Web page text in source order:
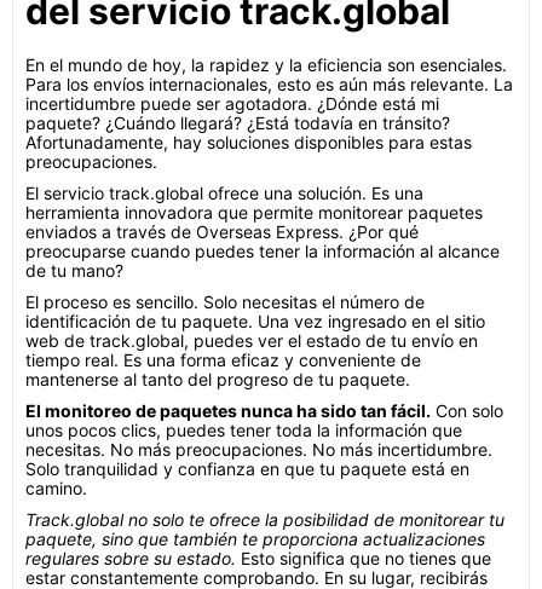
del servicio track.global
En el mundo de hoy, la rapidez y la eficiencia son esenciales.
Para los envíos internacionales, esto es aún más relevante. La
incertidumbre puede ser agotadora. ¿Dónde está mi
paquete? ¿Cuándo llegará? ¿Está todavía en tránsito?
Afortunadamente, hay soluciones disponibles para estas
preocupaciones.
El servicio track.global ofrece una solución. Es una
herramienta innovadora que permite monitorear paquetes
enviados a través de Overseas Express. ¿Por qué
preocuparse cuando puedes tener la información al alcance
de tu mano?
El proceso es sencillo. Solo necesitas el número de
identificación de tu paquete. Una vez ingresado en el sitio
web de track.global, puedes ver el estado de tu envío en
tiempo real. Es una forma eficaz y conveniente de
mantenerse al tanto del progreso de tu paquete.
El monitoreo de paquetes nunca ha sido tan fácil. Con solo
unos pocos clics, puedes tener toda la información que
necesitas. No más preocupaciones. No más incertidumbre.
Solo tranquilidad y confianza en que tu paquete está en
camino.
Track.global no solo te ofrece la posibilidad de monitorear tu
paquete, sino que también te proporciona actualizaciones
regulares sobre su estado. Esto significa que no tienes que
estar constantemente comprobando. En su lugar, recibirás